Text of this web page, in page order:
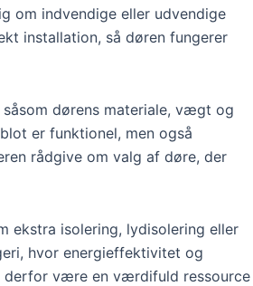
om indvendige eller udvendige
installation, så døren fungerer
dørens materiale, vægt og
er funktionel, men også
rådgive om valg af døre, der
ekstra isolering, lydisolering eller
hvor energieffektivitet og
derfor være en værdifuld ressource